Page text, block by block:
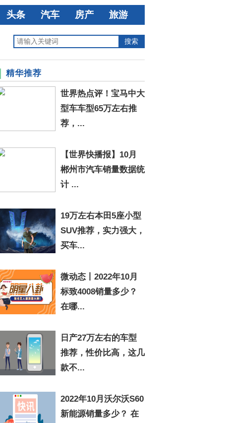
头条 汽车 房产
旅游
精华推荐
世界热点评！宝马中大
型车车型65万左右推
荐，...
【世界快播报】10月
郴州市汽车销量数据统
计 ...
19万左右本田5座小型
SUV推荐，实力强大，
买车...
微动态丨2022年10月
标致4008销量多少？
在哪...
日产27万左右的车型
推荐，性价比高，这几
款不...
2022年10月沃尔沃S60
新能源销量多少？ 在